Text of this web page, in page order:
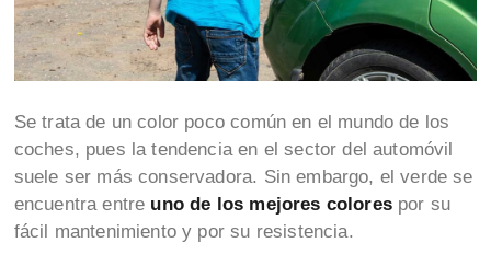
Se trata de un color poco común en el mundo de los
coches, pues la tendencia en el sector del automóvil
suele ser más conservadora. Sin embargo, el verde se
encuentra entre uno de los mejores colores por su
fácil mantenimiento y por su resistencia.